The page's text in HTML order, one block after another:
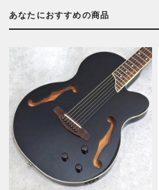
あなたにおすすめの商品